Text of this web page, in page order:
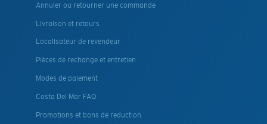
Annuler ou retourner une commande
Livraison et retours
Localisateur de revendeur
Pièces de rechange et entretien
Modes de paiement
Costa Del Mar FAQ
Promotions et bons de reduction